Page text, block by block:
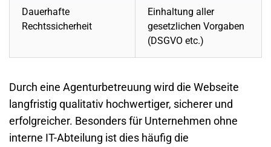
Dauerhafte
Rechtssicherheit
Einhaltung aller
gesetzlichen Vorgaben
(DSGVO etc.)
Durch eine Agenturbetreuung wird die Webseite
langfristig qualitativ hochwertiger, sicherer und
erfolgreicher. Besonders für Unternehmen ohne
interne IT-Abteilung ist dies häufig die